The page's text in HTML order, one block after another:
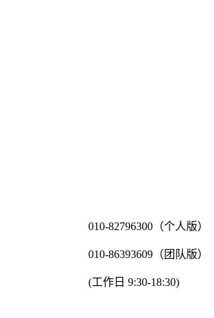
010-82796300（个人版）
010-86393609（团队版）
(工作日 9:30-18:30)